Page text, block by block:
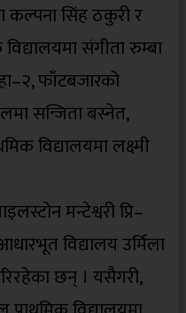
कल्पना सिंह ठकुरी र
संगीता रुम्बा
फाँटबजारको
सन्जिता बस्नेत,
विद्यालयमा लक्ष्मी
मन्टेश्वरी प्रि–
विद्यालय उर्मिला
छन् । यसैगरी,